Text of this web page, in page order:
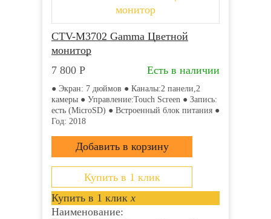
CTV-M3702 Gamma Цветной
монитор
7 800 Р Есть в наличии
● Экран: 7 дюймов ● Каналы:2 панели,2
камеры ● Управление:Touch Screen ● Запись:
есть (MicroSD) ● Встроенный блок питания ●
Год: 2018
Купить в 1 клик
Купить в 1 клик x
Наименование: